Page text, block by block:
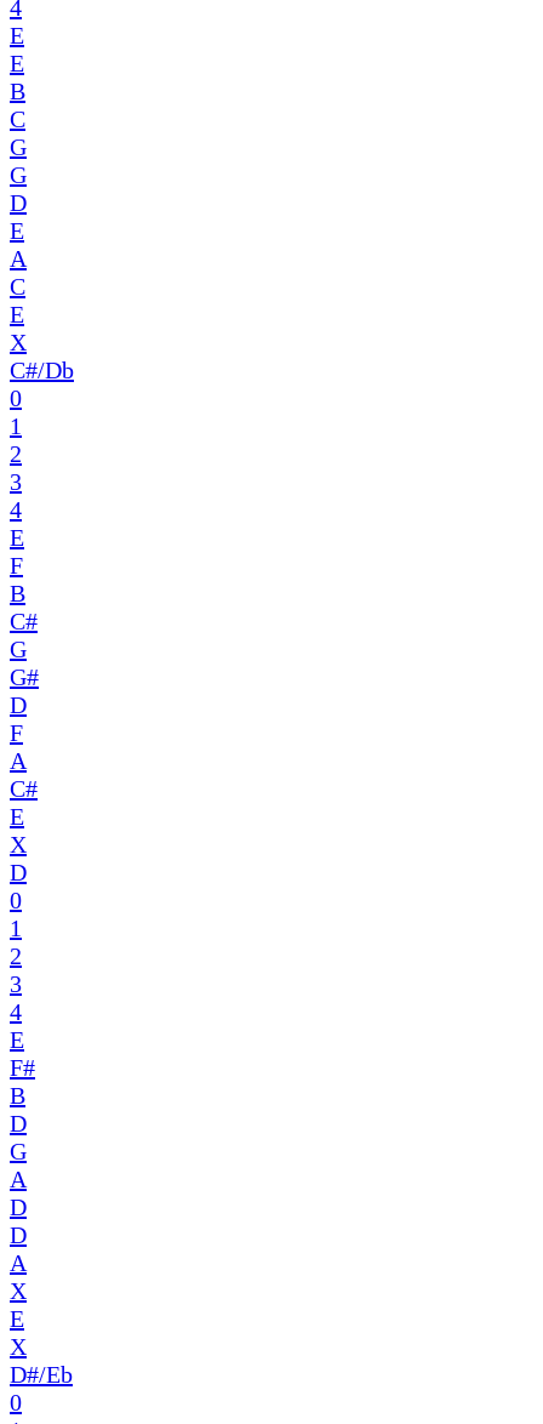
4
E
E
B
C
G
G
D
E
A
C
E
X
C#/Db
0
1
2
3
4
E
F
B
C#
G
G#
D
F
A
C#
E
X
D
0
1
2
3
4
E
F#
B
D
G
A
D
D
A
X
E
X
D#/Eb
0